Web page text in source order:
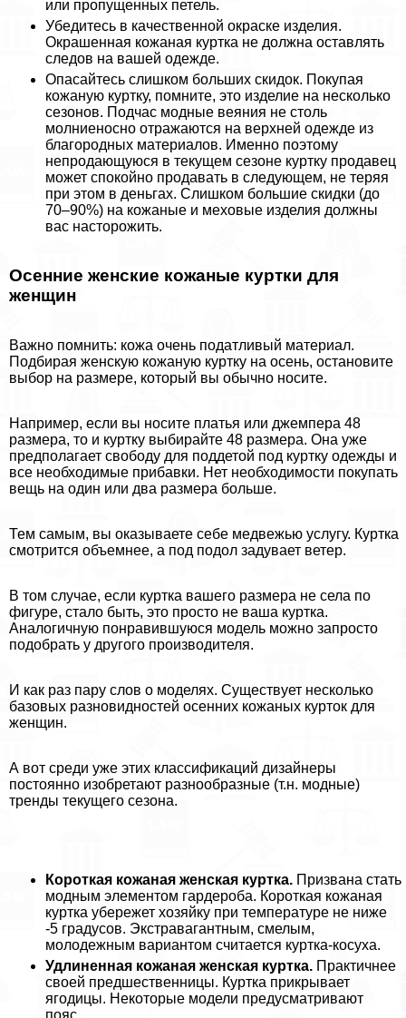
или пропущенных петель.
Убедитесь в качественной окраске изделия.
Окрашенная кожаная куртка не должна оставлять
следов на вашей одежде.
Опасайтесь слишком больших скидок. Покупая
кожаную куртку, помните, это изделие на несколько
сезонов. Подчас модные веяния не столь
молниеносно отражаются на верхней одежде из
благородных материалов. Именно поэтому
непродающуюся в текущем сезоне куртку продавец
может спокойно продавать в следующем, не теряя
при этом в деньгах. Слишком большие скидки (до
70–90%) на кожаные и меховые изделия должны
вас насторожить.
Осенние женские кожаные куртки для
женщин
Важно помнить: кожа очень податливый материал.
Подбирая женскую кожаную куртку на осень, остановите
выбор на размере, который вы обычно носите.
Например, если вы носите платья или джемпера 48
размера, то и куртку выбирайте 48 размера. Она уже
предполагает свободу для поддетой под куртку одежды и
все необходимые прибавки. Нет необходимости покупать
вещь на один или два размера больше.
Тем самым, вы оказываете себе медвежью услугу. Куртка
смотрится объемнее, а под подол задувает ветер.
В том случае, если куртка вашего размера не села по
фигуре, стало быть, это просто не ваша куртка.
Аналогичную понравившуюся модель можно запросто
подобрать у другого производителя.
И как раз пару слов о моделях. Существует несколько
базовых разновидностей осенних кожаных курток для
женщин.
А вот среди уже этих классификаций дизайнеры
постоянно изобретают разнообразные (т.н. модные)
тренды текущего сезона.
Короткая кожаная женская куртка. Призвана стать
модным элементом гардероба. Короткая кожаная
куртка убережет хозяйку при температуре не ниже
-5 градусов. Экстравагантным, смелым,
молодежным вариантом считается куртка-косуха.
Удлиненная кожаная женская куртка. Пpaктичнее
своей предшественницы. Куртка прикрывает
ягoдицы. Некоторые модели предусматривают